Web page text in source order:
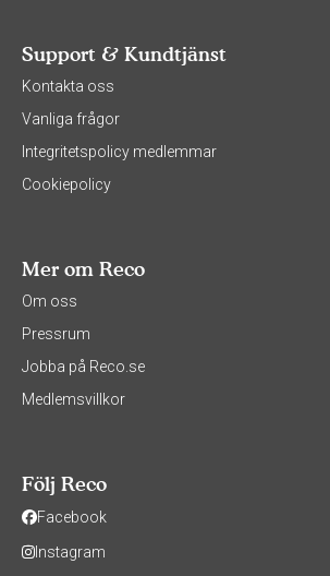
Support & Kundtjänst
Kontakta oss
Vanliga frågor
Integritetspolicy medlemmar
Cookiepolicy
Mer om Reco
Om oss
Pressrum
Jobba på Reco.se
Medlemsvillkor
Följ Reco
Facebook
Instagram